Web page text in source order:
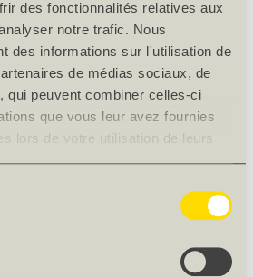
des fonctionnalités relatives aux
notre trafic. Nous
des informations sur l'utilisation de
de médias sociaux, de
qui peuvent combiner celles-ci
que vous leur avez fournies
lors de votre utilisation de leurs